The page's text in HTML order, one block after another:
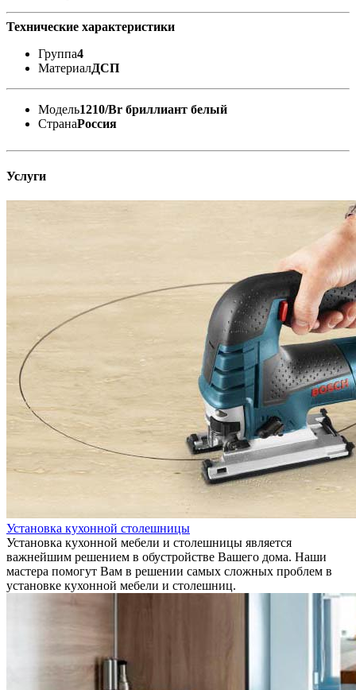
Технические характеристики
Группа4
МатериалДСП
Модель1210/Br бриллиант белый
СтранаРоссия
Услуги
Установка кухонной столешницы
Установка кухонной мебели и столешницы является
важнейшим решением в обустройстве Вашего дома. Наши
мастера помогут Вам в решении самых сложных проблем в
установке кухонной мебели и столешниц.